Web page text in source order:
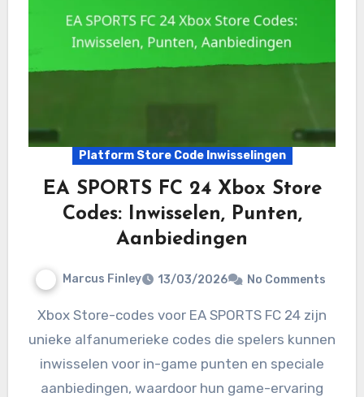
Platform Store Code Inwisselingen
EA SPORTS FC 24 Xbox Store
Codes: Inwisselen, Punten,
Aanbiedingen
Marcus Finley 13/03/2026 No Comments
Xbox Store-codes voor EA SPORTS FC 24 zijn
unieke alfanumerieke codes die spelers kunnen
inwisselen voor in-game punten en speciale
aanbiedingen, waardoor hun game-ervaring